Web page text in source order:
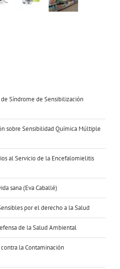
de Síndrome de Sensibilización
sobre Sensibilidad Química Múltiple
al Servicio de la Encefalomielitis
sana (Eva Caballé)
por el derecho a la Salud
de la Salud Ambiental
contra la Contaminación